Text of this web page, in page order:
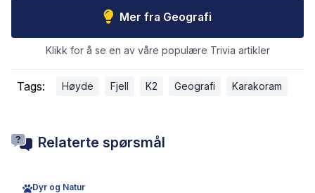
Mer fra Geografi
Klikk for å se en av våre populære Trivia artikler
Tags: Høyde Fjell K2 Geografi Karakoram
Relaterte spørsmål
Dyr og Natur